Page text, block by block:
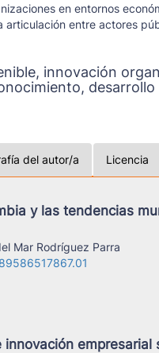
en entornos
articulación entre actores
innovación
del autor/a Licencia
y las tendencias
Mar Rodríguez Parra
empresarial